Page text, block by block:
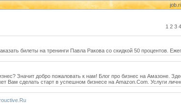
1 2 3 4
билеты на тренинги Павла Ракова со скидкой 50 процентов.
Значит добро пожаловать к нам! Блог про бизнес на Амазоне.
Вам сделать старт в успешном бизнесе на Amazon.Com. Услуги